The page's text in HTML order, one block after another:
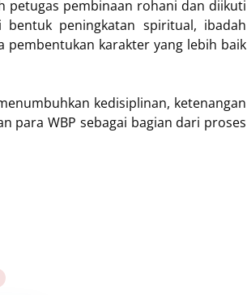
petugas pembinaan rohani dan diikuti
peningkatan spiritual, ibadah
karakter yang lebih baik
kedisiplinan, ketenangan
para WBP sebagai bagian dari proses